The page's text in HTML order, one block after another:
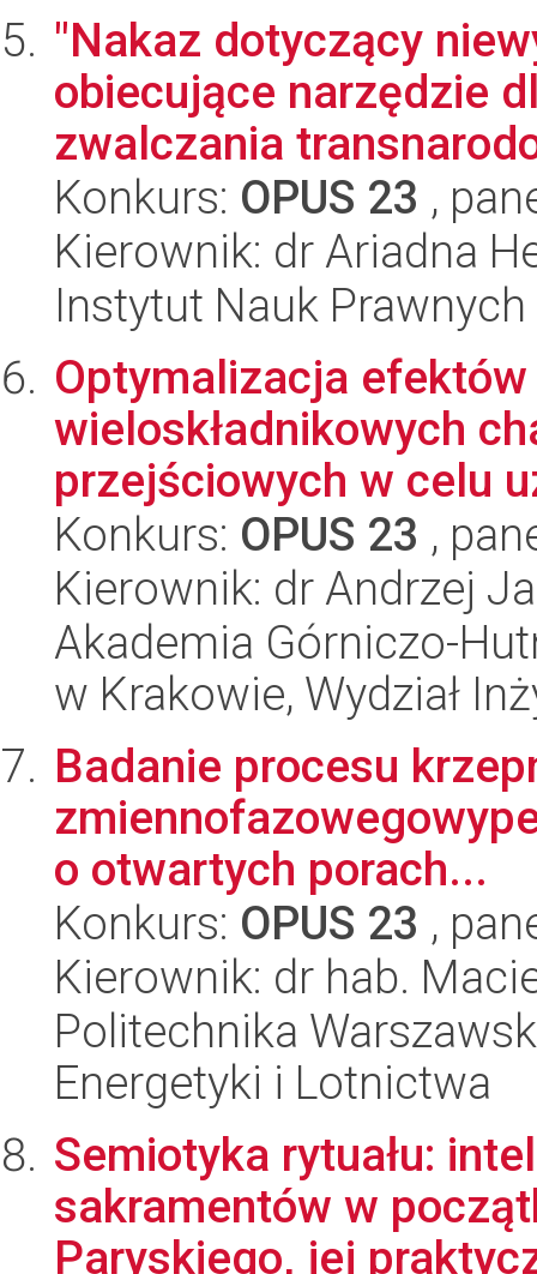
"Nakaz dotyczący
obiecujące narzędzie
zwalczania
Konkurs: OPUS 23 ,
Kierownik: dr Ariadna
Instytut Nauk Prawnych
Optymalizacja
wieloskładnikowych
przejściowych w celu
Konkurs: OPUS 23 ,
Kierownik: dr Andrzej
Akademia Górniczo-
w Krakowie, Wydział
Badanie procesu
o otwartych porach...
Konkurs: OPUS 23 ,
Kierownik: dr hab.
Politechnika
Energetyki i Lotnictwa
Semiotyka rytuału:
sakramentów w
Paryskiego, jej